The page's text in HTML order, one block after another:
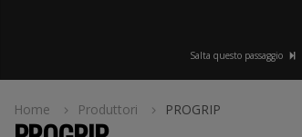
Salta questo passaggio
Home Produttori PROGRIP